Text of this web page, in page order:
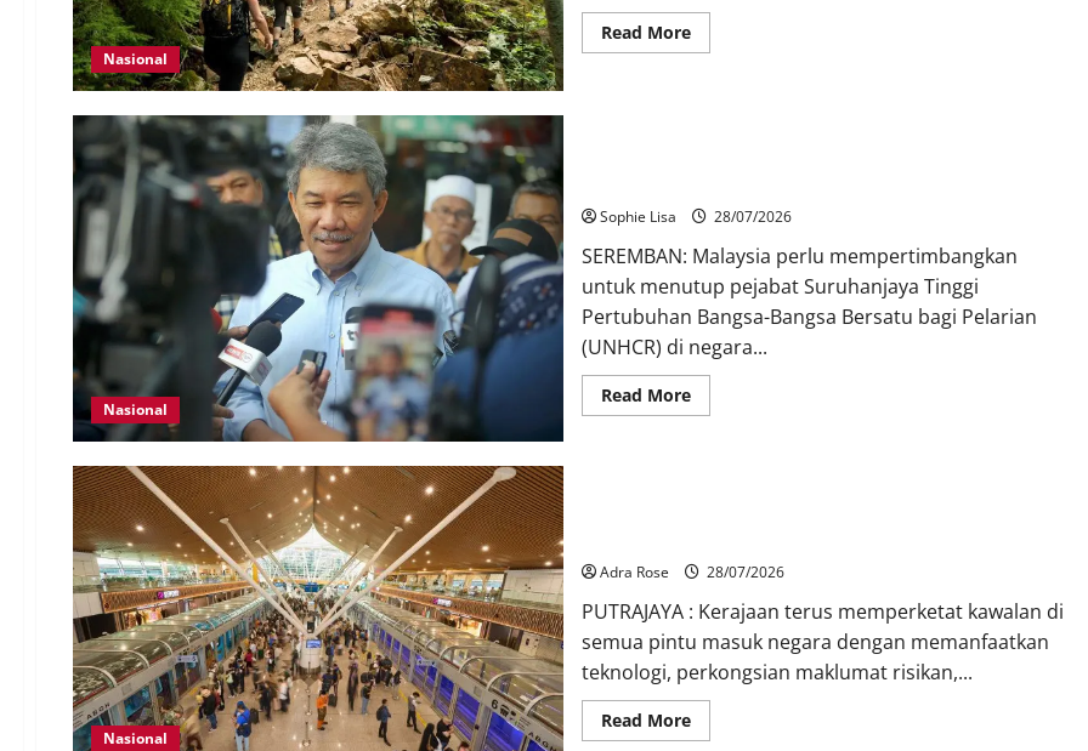
Nasional
Read More
Nasional
Sophie Lisa 28/07/2026
SEREMBAN: Malaysia perlu mempertimbangkan
untuk menutup pejabat Suruhanjaya Tinggi
Pertubuhan Bangsa-Bangsa Bersatu bagi Pelarian
(UNHCR) di negara...
Read More
Nasional
Adra Rose 28/07/2026
PUTRAJAYA : Kerajaan terus memperketat kawalan di
semua pintu masuk negara dengan memanfaatkan
teknologi, perkongsian maklumat risikan,...
Read More